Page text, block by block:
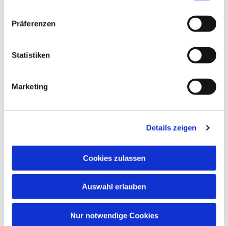
Präferenzen
Statistiken
Marketing
Details zeigen
Cookies zulassen
Auswahl erlauben
Nur notwendige Cookies